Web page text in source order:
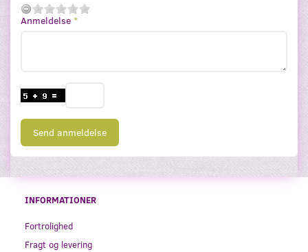
Anmeldelse
Send anmeldelse
INFORMATIONER
Fortrolighed
Fragt og levering